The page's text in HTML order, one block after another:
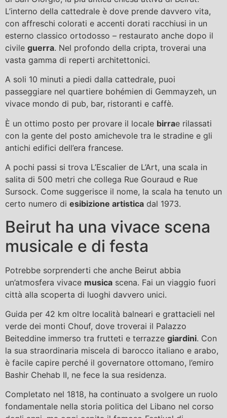
L’interno della cattedrale è dove prende davvero vita,
con affreschi colorati e accenti dorati racchiusi in un
esterno classico ortodosso – restaurato anche dopo il
civile guerra. Nel profondo della cripta, troverai una
vasta gamma di reperti architettonici.
A soli 10 minuti a piedi dalla cattedrale, puoi
passeggiare nel quartiere bohémien di Gemmayzeh, un
vivace mondo di pub, bar, ristoranti e caffè.
È un ottimo posto per provare il locale birrae rilassati
con la gente del posto amichevole tra le stradine e gli
antichi edifici dell’era francese.
A pochi passi si trova L’Escalier de L’Art, una scala in
salita di 500 metri che collega Rue Gouraud e Rue
Sursock. Come suggerisce il nome, la scala ha tenuto un
certo numero di esibizione artistica dal 1973.
Beirut ha una vivace scena
musicale e di festa
Potrebbe sorprenderti che anche Beirut abbia
un’atmosfera vivace musica scena. Fai un viaggio fuori
città alla scoperta di luoghi davvero unici.
Guida per 42 km oltre località balneari e grattacieli nel
verde dei monti Chouf, dove troverai il Palazzo
Beiteddine immerso tra frutteti e terrazze giardini. Con
la sua straordinaria miscela di barocco italiano e arabo,
è facile capire perché il governatore ottomano, l’emiro
Bashir Chehab II, ne fece la sua residenza.
Completato nel 1818, ha continuato a svolgere un ruolo
fondamentale nella storia politica del Libano nel corso